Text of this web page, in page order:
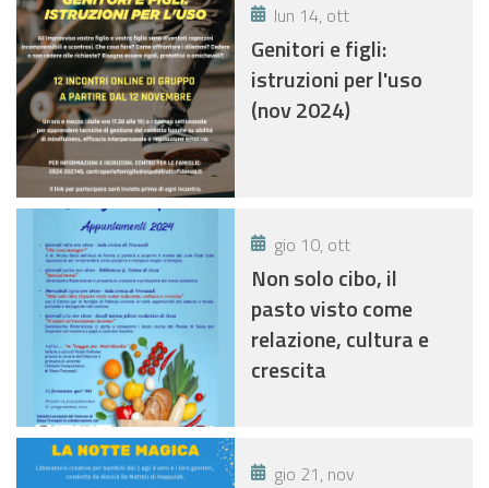
lun 14, ott
Genitori e figli:
istruzioni per l'uso
(nov 2024)
gio 10, ott
Non solo cibo, il
pasto visto come
relazione, cultura e
crescita
gio 21, nov